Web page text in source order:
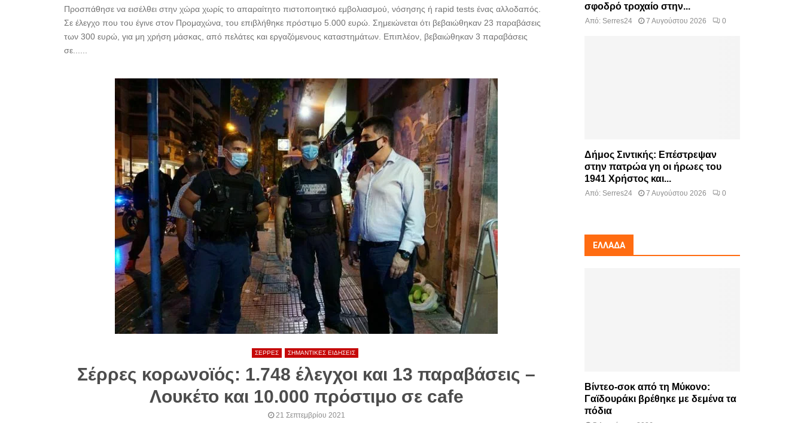
Προσπάθησε να εισέλθει στην χώρα χωρίς το απαραίτητο πιστοποιητικό εμβολιασμού, νόσησης ή rapid tests ένας αλλοδαπός.
Σε έλεγχο που του έγινε στον Προμαχώνα, του επιβλήθηκε πρόστιμο 5.000 ευρώ. Σημειώνεται ότι βεβαιώθηκαν 23 παραβάσεις
των 300 ευρώ, για μη χρήση μάσκας, από πελάτες και εργαζόμενους καταστημάτων. Επιπλέον, βεβαιώθηκαν 3 παραβάσεις
σε......
ΣΕΡΡΕΣ ΣΗΜΑΝΤΙΚΕΣ ΕΙΔΗΣΕΙΣ
Σέρρες κορωνοϊός: 1.748 έλεγχοι και 13 παραβάσεις –
Λουκέτο και 10.000 πρόστιμο σε cafe
21 Σεπτεμβρίου 2021
σφοδρό τροχαίο στην...
Από: Serres24 7 Αυγούστου 2026 0
Δήμος Σιντικής: Επέστρεψαν
στην πατρώα γη οι ήρωες του
1941 Χρήστος και...
Από: Serres24 7 Αυγούστου 2026 0
ΕΛΛΆΔΑ
Βίντεο-σοκ από τη Μύκονο:
Γαϊδουράκι βρέθηκε με δεμένα τα
πόδια